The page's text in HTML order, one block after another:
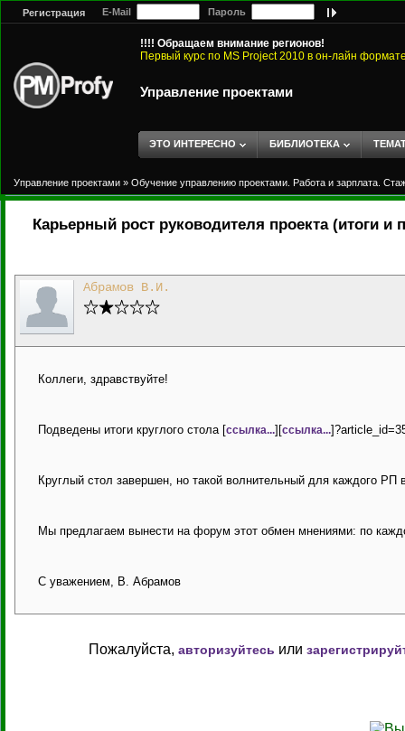
Регистрация E-Mail Пароль
!!!! Обращаем внимание регионов!
Первый курс по MS Project 2010 в он-лайн
Управление проектами
ЭТО ИНТЕРЕСНО БИБЛИОТЕКА
Управление проектами » Обучение управлению проектами. Работа и зарплата.
Карьерный рост руководителя проекта (итоги и
Абрамов В.И.
Коллеги, здравствуйте!
Подведены итоги круглого стола [ссылка...][ссылка...
Круглый стол завершен, но такой волнительный для каждого
Мы предлагаем вынести на форум этот обмен мнениями: по
С уважением, В. Абрамов
Пожалуйста, авторизуйтесь или